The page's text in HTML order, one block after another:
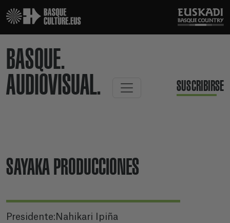
BASQUE.
AUDIOVISUAL.
SUSCRIBIRSE
SAYAKA PRODUCCIONES
Presidente:Nahikari Ipiña